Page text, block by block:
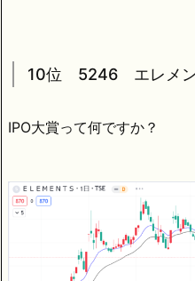
10位 5246 エレメ
IPO大賞って何ですか？